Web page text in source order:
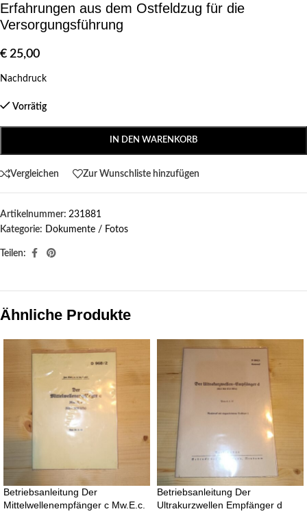
Erfahrungen aus dem Ostfeldzug für die
Versorgungsführung
€ 25,00
Nachdruck
Vorrätig
IN DEN WARENKORB
Vergleichen Zur Wunschliste hinzufügen
Artikelnummer: 231881
Kategorie: Dokumente / Fotos
Teilen:
Ähnliche Produkte
Betriebsanleitung Der
Mittelwellenempfänger c Mw.E.c.
Betriebsanleitung Der
Ultrakurzwellen Empfänger d